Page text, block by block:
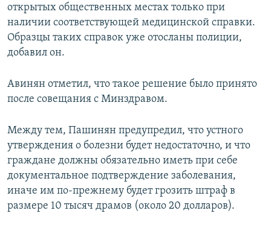
открытых общественных местах только при
наличии соответствующей медицинской справки.
Образцы таких справок уже отосланы полиции,
добавил он.
Авинян отметил, что такое решение было принято
после совещания с Минздравом.
Между тем, Пашинян предупредил, что устного
утверждения о болезни будет недостаточно, и что
граждане должны обязательно иметь при себе
документальное подтверждение заболевания,
иначе им по-прежнему будет грозить штраф в
размере 10 тысяч драмов (около 20 долларов).